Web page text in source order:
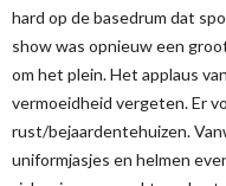
hard op de basedrum dat
show was opnieuw een
om het plein. Het applaus
vermoeidheid vergeten. Er
rust/bejaardentehuizen.
uniformjasjes en helmen